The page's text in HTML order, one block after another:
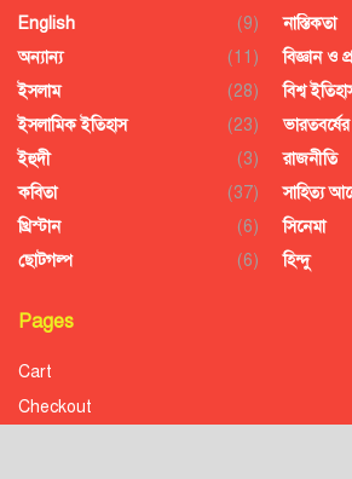
English
(9)
অন্যান্য
(11)
ইসলাম
(28)
ইসলামিক ইতিহাস
(23)
ইহুদী
(3)
কবিতা
(37)
খ্রিস্টান
(6)
ছোটগল্প
(6)
নাস্তিকতা
বিজ্ঞান ও
বিশ্ব
রাজনীতি
সাহিত্য
সিনেমা
হিন্দু
Pages
Cart
Checkout